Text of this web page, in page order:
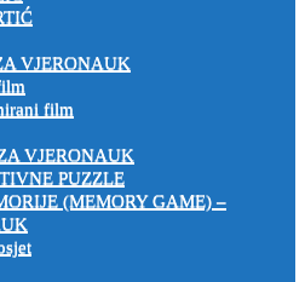
VJERONAUK
film
VJERONAUK
PUZZLE
(MEMORY GAME) –